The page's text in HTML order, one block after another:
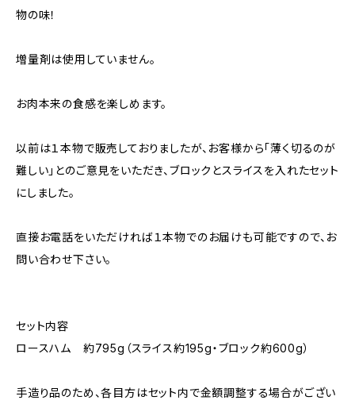
物の味！
増量剤は使用していません。
お肉本来の食感を楽しめます。
以前は１本物で販売しておりましたが、お客様から「薄く切るのが
難しい」とのご意見をいただき、ブロックとスライスを入れたセット
にしました。
直接お電話をいただければ１本物でのお届けも可能ですので、お
問い合わせ下さい。
セット内容
ロースハム 約795g（スライス約195g・ブロック約600g）
手造り品のため、各目方はセット内で金額調整する場合がござい